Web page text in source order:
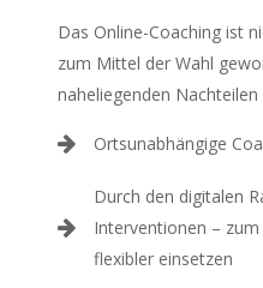
Das Online-Coaching ist
zum Mittel der Wahl
naheliegenden
Ortsunabhängige
Durch den digitalen
Interventionen –
flexibler einsetzen